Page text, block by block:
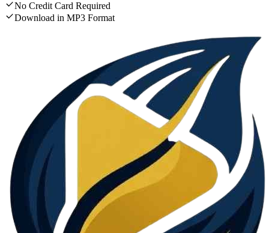
No Credit Card Required
Download in MP3 Format